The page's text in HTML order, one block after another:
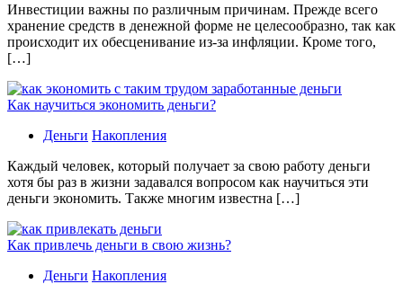
Инвестиции важны по различным причинам. Прежде всего
хранение средств в денежной форме не целесообразно, так как
происходит их обесценивание из-за инфляции. Кроме того,
[…]
Как научиться экономить деньги?
Деньги Накопления
Каждый человек, который получает за свою работу деньги
хотя бы раз в жизни задавался вопросом как научиться эти
деньги экономить. Также многим известна […]
Как привлечь деньги в свою жизнь?
Деньги Накопления